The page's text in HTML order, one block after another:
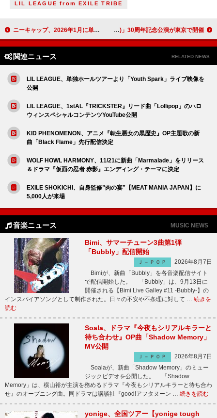
LIL LEAGUE from EXILE TRIBE
ニーキャップ、2026年1月に単独公演決定 アンダーワールド、「Born Slippy (Nuxx)」30周年記念公演が東京で開催
関連ニュース RELATED NEWS
LIL LEAGUE、単独ホールツアーより「Youth Spark」ライブ映像を
公開
LIL LEAGUE、1stAL『TRICKSTER』リード曲「Lollipop」のハロ
ウィンスペシャルコンテンツYouTube公開
KID PHENOMENON、アニメ『転生悪女の黒歴史』OP主題歌の新
曲「Black Flame」先行配信決定
WOLF HOWL HARMONY、11/21に新曲「Marmalade」をリリース
＆ドラマ『仮面の忍者 赤影』エンディング・テーマに決定
EXILE SHOKICHI、自身監修”肉の宴”【MEAT MANIA JAPAN】に
5,000人が来場
音楽ニュース MUSIC NEWS
Bimi、サマーチューン3曲第1弾
「Bubbly」配信開始
Ｊ－ＰＯＰ
2026年8月7日
Bimiが、新曲「Bubbly」を各音楽配信サイト
で配信開始した。 「Bubbly」は、9月13日に
開催される【Bimi Live Galley #11 -Bubbly-】の
インスパイアソングとして制作された。日々の不安や不条理に対して … 続きを
読む
Soala、ドラマ『今夜もシリアルキラーと
待ち合わせ』OP曲「Shadow Memory」
MV公開
Ｊ－ＰＯＰ
2026年8月7日
Soalaが、新曲「Shadow Memory」のミュー
ジックビデオを公開した。 「Shadow
Memory」は、横山裕が主演を務めるドラマ『今夜もシリアルキラーと待ち合わ
せ』のオープニング曲。同ドラマは講談社『good!アフタヌーン … 続きを読む
yonige、全国ツアー【yonige tough